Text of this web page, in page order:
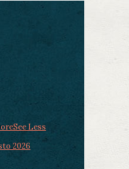
See Less
2026